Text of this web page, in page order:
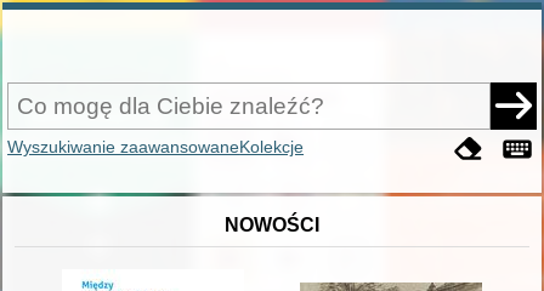
Wyszukiwanie zaawansowaneKolekcje
NOWOŚCI